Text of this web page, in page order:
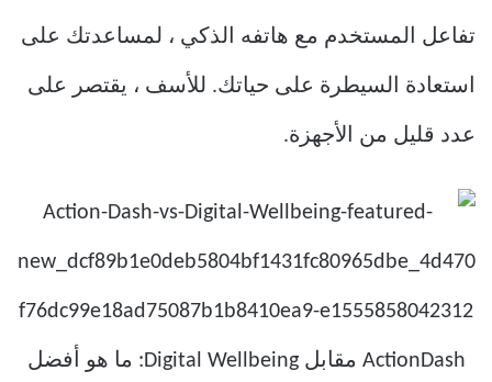
تفاعل المستخدم مع هاتفه الذكي ، لمساعدتك على
استعادة السيطرة على حياتك. للأسف ، يقتصر على
عدد قليل من الأجهزة.